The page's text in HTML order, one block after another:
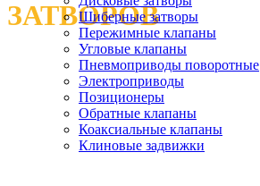
ЗАТВОРОВ
Шиберные затворы
Пережимные клапаны
Угловые клапаны
Пневмоприводы поворотные
Электроприводы
Позиционеры
Обратные клапаны
Коаксиальные клапаны
Клиновые задвижки